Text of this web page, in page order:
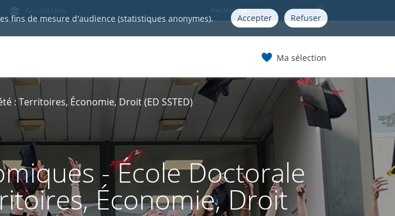
fins de mesure d'audience (statistiques anonymes). Accepter Refuser
Accueil Univ
Ma sélection
: Territoires, Économie, Droit (ED SSTED)
- École Doctorale
Économie, Droit